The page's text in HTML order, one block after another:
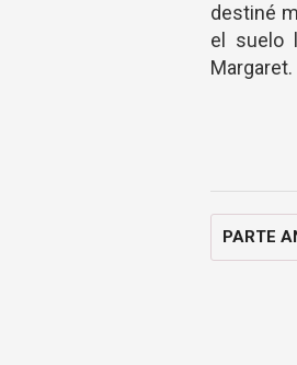
destiné
el suelo
Margaret.
PARTE